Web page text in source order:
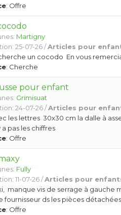
: Offre
Martigny
25-07-26 /Articles pour
un cocodo En vous
: Cherche
pour enfant
Grimisuat
24-07-26 /Articles pour
les lettres 30x30 cm la dalle à
pas les chiffres
: Offre
Fully
11-07-26 /Articles pour
manque vis de serrage à gauche
fournisseur ds les pièces détachées
: Offre